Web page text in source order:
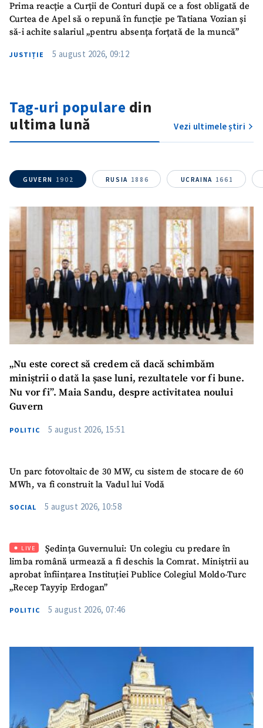
in English
Prima reacție a Curții de Conturi după ce a fost obligată de
Curtea de Apel să o repună în funcție pe Tatiana Vozian și
să-i achite salariul „pentru absența forțată de la muncă”
JUSTIȚIE 5 august 2026, 09:12
Tag-uri populare din
ultima lună
Vezi ultimele știri
GUVERN 1902 RUSIA 1886 UCRAINA 1661
„Nu este corect să credem că dacă schimbăm
miniștrii o dată la șase luni, rezultatele vor fi bune.
Nu vor fi”. Maia Sandu, despre activitatea noului
Guvern
POLITIC 5 august 2026, 15:51
Un parc fotovoltaic de 30 MW, cu sistem de stocare de 60
MWh, va fi construit la Vadul lui Vodă
SOCIAL 5 august 2026, 10:58
LIVE
Ședința Guvernului: Un colegiu cu predare în
limba română urmează a fi deschis la Comrat. Miniștrii au
aprobat înființarea Instituției Publice Colegiul Moldo-Turc
„Recep Tayyip Erdogan”
POLITIC 5 august 2026, 07:46
Fotografie
+ Încarcă imagine
Link media
+ Link media